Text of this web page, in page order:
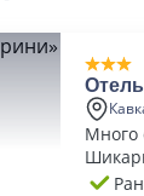
Много